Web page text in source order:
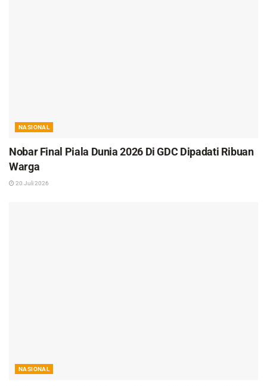
NASIONAL
Nobar Final Piala Dunia 2026 Di GDC Dipadati Ribuan
Warga
20 Juli 2026
NASIONAL